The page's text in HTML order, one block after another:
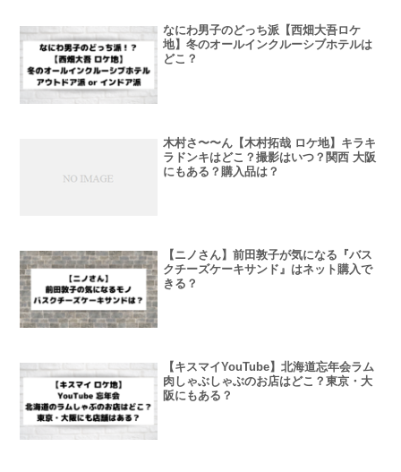
なにわ男子のどっち派【西畑大吾ロケ
地】冬のオールインクルーシブホテルは
どこ？
木村さ〜〜ん【木村拓哉 ロケ地】キラキ
ラドンキはどこ？撮影はいつ？関西 大阪
にもある？購入品は？
【ニノさん】前田敦子が気になる『バス
クチーズケーキサンド』はネット購入で
きる？
【キスマイYouTube】北海道忘年会ラム
肉しゃぶしゃぶのお店はどこ？東京・大
阪にもある？